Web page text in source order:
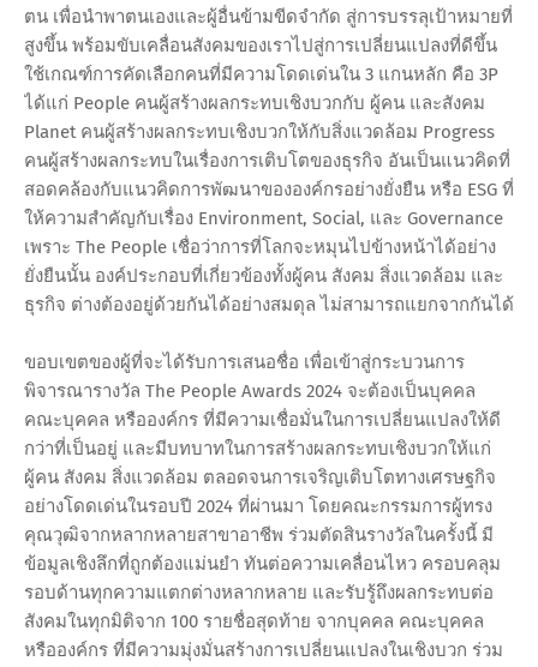
ตน เพื่อนำพาตนเองและผู้อื่นข้ามขีดจำกัด สู่การบรรลุเป้าหมายที่
สูงขึ้น พร้อมขับเคลื่อนสังคมของเราไปสู่การเปลี่ยนแปลงที่ดีขึ้น
ใช้เกณฑ์การคัดเลือกคนที่มีความโดดเด่นใน 3 แกนหลัก คือ 3P
ได้แก่ People คนผู้สร้างผลกระทบเชิงบวกกับ ผู้คน และสังคม
Planet คนผู้สร้างผลกระทบเชิงบวกให้กับสิ่งแวดล้อม Progress
คนผู้สร้างผลกระทบในเรื่องการเติบโตของธุรกิจ อันเป็นแนวคิดที่
สอดคล้องกับแนวคิดการพัฒนาขององค์กรอย่างยั่งยืน หรือ ESG ที่
ให้ความสำคัญกับเรื่อง Environment, Social, และ Governance
เพราะ The People เชื่อว่าการที่โลกจะหมุนไปข้างหน้าได้อย่าง
ยั่งยืนนั้น องค์ประกอบที่เกี่ยวข้องทั้งผู้คน สังคม สิ่งแวดล้อม และ
ธุรกิจ ต่างต้องอยู่ด้วยกันได้อย่างสมดุล ไม่สามารถแยกจากกันได้
ขอบเขตของผู้ที่จะได้รับการเสนอชื่อ เพื่อเข้าสู่กระบวนการ
พิจารณารางวัล The People Awards 2024 จะต้องเป็นบุคคล
คณะบุคคล หรือองค์กร ที่มีความเชื่อมั่นในการเปลี่ยนแปลงให้ดี
กว่าที่เป็นอยู่ และมีบทบาทในการสร้างผลกระทบเชิงบวกให้แก่
ผู้คน สังคม สิ่งแวดล้อม ตลอดจนการเจริญเติบโตทางเศรษฐกิจ
อย่างโดดเด่นในรอบปี 2024 ที่ผ่านมา โดยคณะกรรมการผู้ทรง
คุณวุฒิจากหลากหลายสาขาอาชีพ ร่วมตัดสินรางวัลในครั้งนี้ มี
ข้อมูลเชิงลึกที่ถูกต้องแม่นยำ ทันต่อความเคลื่อนไหว ครอบคลุม
รอบด้านทุกความแตกต่างหลากหลาย และรับรู้ถึงผลกระทบต่อ
สังคมในทุกมิติจาก 100 รายชื่อสุดท้าย จากบุคคล คณะบุคคล
หรือองค์กร ที่มีความมุ่งมั่นสร้างการเปลี่ยนแปลงในเชิงบวก ร่วม